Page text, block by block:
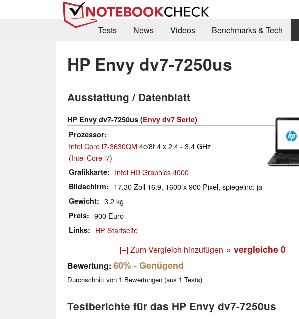
Tests
News Videos Benchmarks & Tech
HP Envy dv7-7250us
Ausstattung / Datenblatt
HP Envy dv7-7250us (Envy dv7 Serie)
Prozessor
Intel Core i7-3630QM 4c/8t 4 x 2.4 - 3.4 GHz
(Intel Core i7)
Grafikkarte Intel HD Graphics 4000
Bildschirm 17.30 Zoll 16:9, 1600 x 900 Pixel, spiegelnd: ja
Gewicht 3.2 kg
Preis 900 Euro
Links HP Startseite
[+] Zum Vergleich hinzufügen » vergleiche 0
Bewertung: 60%- Genügend
Durchschnitt von 1 Bewertungen (aus 1 Tests)
Testberichte für das HP Envy dv7-7250us